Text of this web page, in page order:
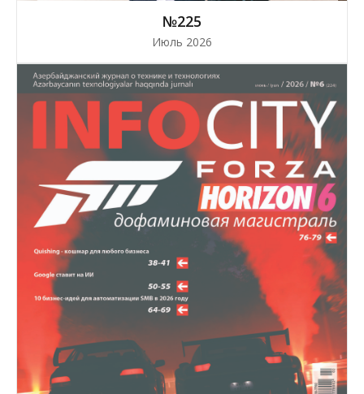
№225
Июль 2026